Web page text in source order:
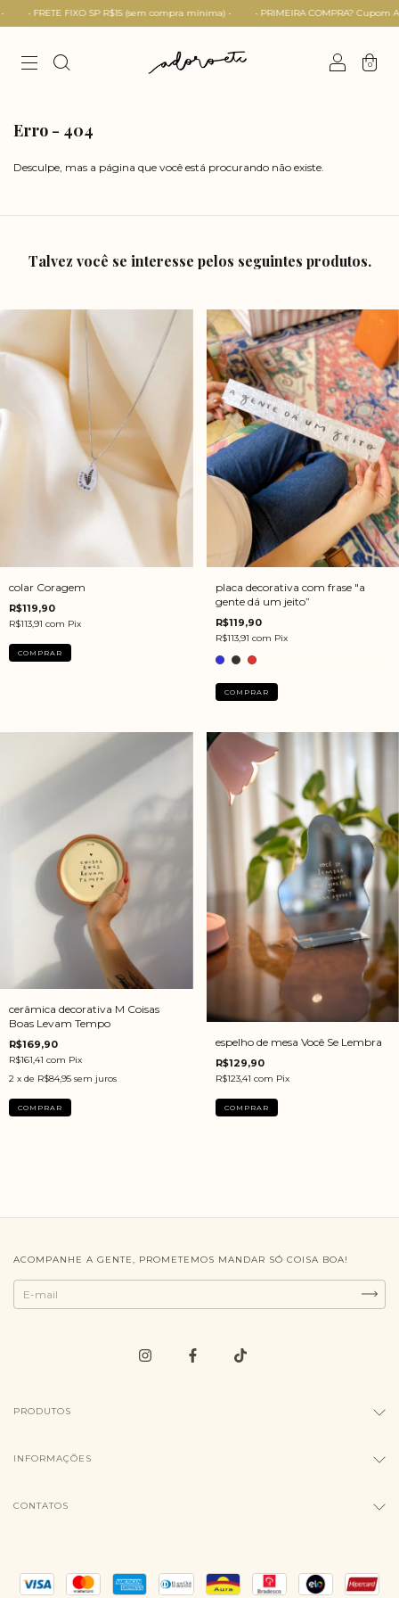
FIXO SP R$15 (sem compra mínima) • • PRIMEIRA COMPRA? Cupom ADORO5
0
Erro - 404
Desculpe, mas a página que você está procurando não existe.
Talvez você se interesse pelos seguintes produtos.
colar Coragem
R$119,90
R$113,91 com Pix
COMPRAR
placa decorativa com frase "a
gente dá um jeito”
R$119,90
R$113,91 com Pix
COMPRAR
cerâmica decorativa M Coisas
Boas Levam Tempo
R$169,90
R$161,41 com Pix
2 x de R$84,95 sem juros
COMPRAR
espelho de mesa Você Se Lembra
R$129,90
R$123,41 com Pix
ACOMPANHE A GENTE, PROMETEMOS MANDAR SÓ COISA BOA!
PRODUTOS
INFORMAÇÕES
CONTATOS